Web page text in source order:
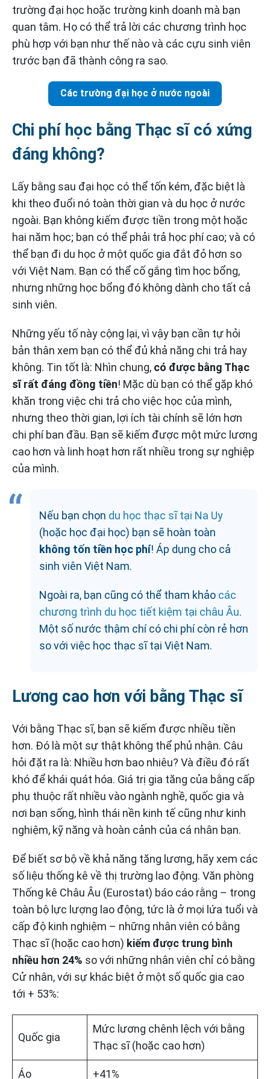
trường đại học hoặc trường kinh doanh mà bạn
quan tâm. Họ có thể trả lời các chương trình học
phù hợp với bạn như thế nào và các cựu sinh viên
trước bạn đã thành công ra sao.
Các trường đại học ở nước ngoài
Chi phí học bằng Thạc sĩ có xứng
đáng không?
Lấy bằng sau đại học có thể tốn kém, đặc biệt là
khi theo đuổi nó toàn thời gian và du học ở nước
ngoài. Bạn không kiếm được tiền trong một hoặc
hai năm học; bạn có thể phải trả học phí cao; và có
thể bạn đi du học ở một quốc gia đắt đỏ hơn so
với Việt Nam. Bạn có thể cố gắng tìm học bổng,
nhưng những học bổng đó không dành cho tất cả
sinh viên.
Những yếu tố này cộng lại, vì vậy bạn cần tự hỏi
bản thân xem bạn có thể đủ khả năng chi trả hay
không. Tin tốt là: Nhìn chung, có được bằng Thạc
sĩ rất đáng đồng tiền! Mặc dù bạn có thể gặp khó
khăn trong việc chi trả cho việc học của mình,
nhưng theo thời gian, lợi ích tài chính sẽ lớn hơn
chi phí ban đầu. Bạn sẽ kiếm được một mức lương
cao hơn và linh hoạt hơn rất nhiều trong sự nghiệp
của mình.
Nếu bạn chọn du học thạc sĩ tại Na Uy
(hoặc học đại học) bạn sẽ hoàn toàn
không tốn tiền học phí! Áp dụng cho cả
sinh viên Việt Nam.
Ngoài ra, bạn cũng có thể tham khảo các
chương trình du học tiết kiệm tại châu Âu.
Một số nước thậm chí có chi phí còn rẻ hơn
so với việc học thạc sĩ tại Việt Nam.
Lương cao hơn với bằng Thạc sĩ
Với bằng Thạc sĩ, bạn sẽ kiếm được nhiều tiền
hơn. Đó là một sự thật không thể phủ nhận. Câu
hỏi đặt ra là: Nhiều hơn bao nhiêu? Và điều đó rất
khó để khái quát hóa. Giá trị gia tăng của bằng cấp
phụ thuộc rất nhiều vào ngành nghề, quốc gia và
nơi bạn sống, hình thái nền kinh tế cũng như kinh
nghiệm, kỹ năng và hoàn cảnh của cá nhân bạn.
Để biết sơ bộ về khả năng tăng lương, hãy xem các
số liệu thống kê về thị trường lao động. Văn phòng
Thống kê Châu Âu (Eurostat) báo cáo rằng – trong
toàn bộ lực lượng lao động, tức là ở mọi lứa tuổi và
cấp độ kinh nghiệm – những nhân viên có bằng
Thạc sĩ (hoặc cao hơn) kiếm được trung bình
nhiều hơn 24% so với những nhân viên chỉ có bằng
Cử nhân, với sự khác biệt ở một số quốc gia cao
tới + 53%:
Quốc gia
Mức lương chênh lệch với bằng
Thạc sĩ (hoặc cao hơn)
Áo +41%